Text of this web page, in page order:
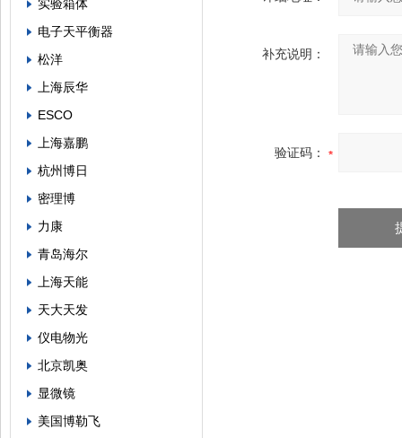
实验箱体
电子天平衡器
松洋
上海辰华
ESCO
上海嘉鹏
杭州博日
密理博
力康
青岛海尔
上海天能
天大天发
仪电物光
北京凯奥
显微镜
美国博勒飞
补充说明：
验证码：